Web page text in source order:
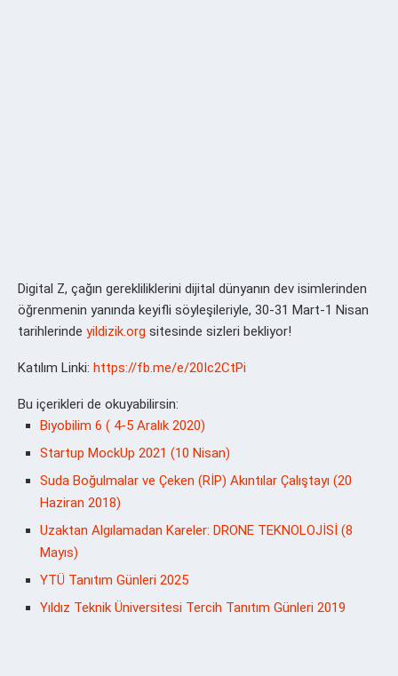
Digital Z, çağın gerekliliklerini dijital dünyanın dev isimlerinden
öğrenmenin yanında keyifli söyleşileriyle, 30-31 Mart-1 Nisan
tarihlerinde yildizik.org sitesinde sizleri bekliyor!
Katılım Linki: https://fb.me/e/20Ic2CtPi
Bu içerikleri de okuyabilirsin:
Biyobilim 6 ( 4-5 Aralık 2020)
Startup MockUp 2021 (10 Nisan)
Suda Boğulmalar ve Çeken (RİP) Akıntılar Çalıştayı (20
Haziran 2018)
Uzaktan Algılamadan Kareler: DRONE TEKNOLOJİSİ (8
Mayıs)
YTÜ Tanıtım Günleri 2025
Yıldız Teknik Üniversitesi Tercih Tanıtım Günleri 2019